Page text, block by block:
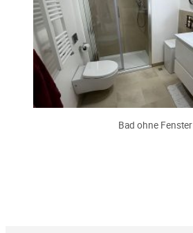
Bad ohne Fenster